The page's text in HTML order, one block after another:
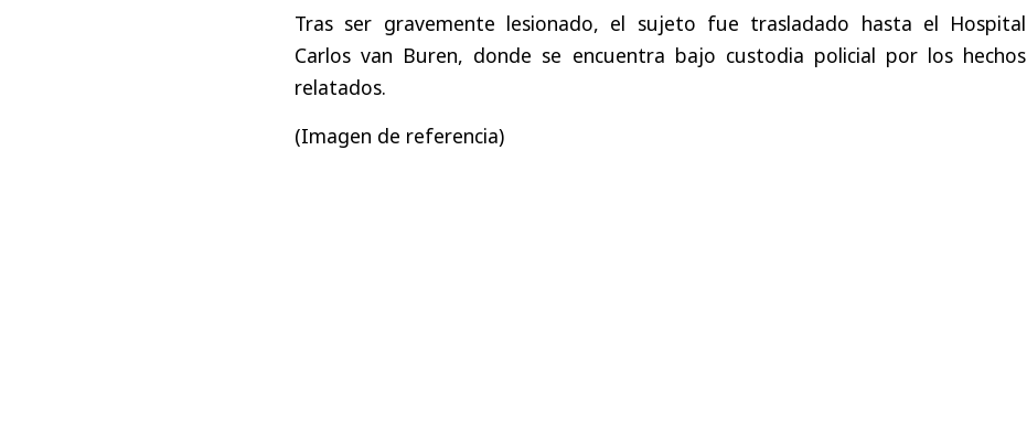
Tras ser gravemente lesionado, el sujeto fue trasladado hasta el Hospital
Carlos van Buren, donde se encuentra bajo custodia policial por los hechos
relatados.
(Imagen de referencia)